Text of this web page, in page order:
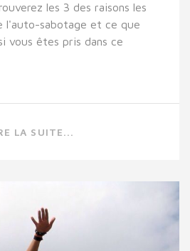
les 3 des raisons les
l'auto-sabotage et ce que
vous êtes pris dans ce
LA SUITE...